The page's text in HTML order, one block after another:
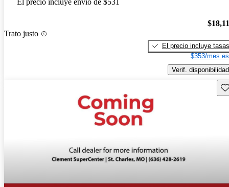
El precio incluye envío de $531
Trato justo
El precio incluye tasas
$353/mes
Verif. disponibilidad